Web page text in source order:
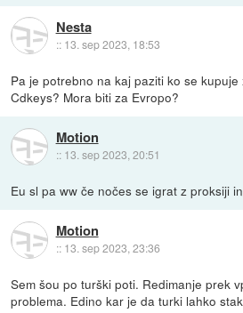
Nesta
:: 13. sep 2023, 18:53
Pa je potrebno na kaj paziti ko se
Cdkeys? Mora biti za Evropo?
Motion
:: 13. sep 2023, 20:51
Eu sl pa ww če nočes se igrat z proksiji
Motion
:: 13. sep 2023, 23:36
Sem šou po turški poti. Redimanje prek
problema. Edino kar je da turki lahko